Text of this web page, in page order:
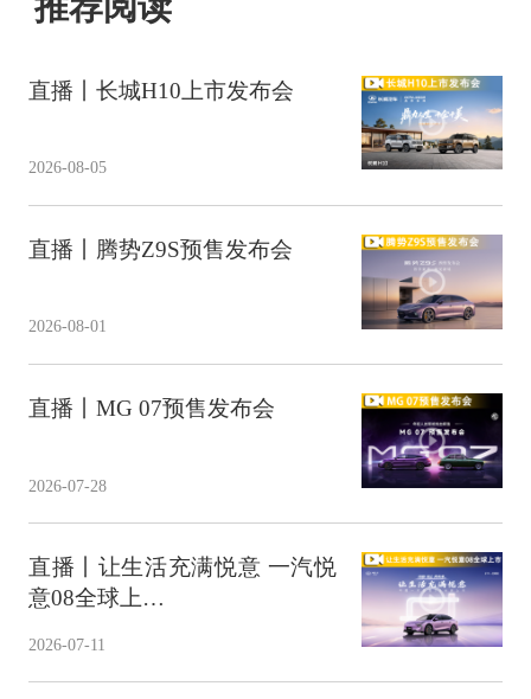
直播丨长城H10上市发布会
2026-08-05
直播丨腾势Z9S预售发布会
2026-08-01
直播丨MG 07预售发布会
2026-07-28
直播丨让生活充满悦意 一汽悦
意08全球上…
2026-07-11